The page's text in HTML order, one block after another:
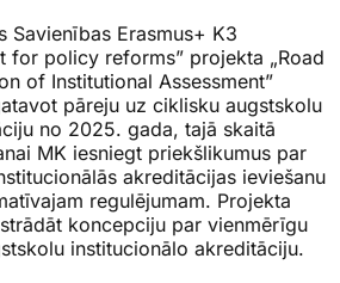
Savienības Erasmus+ K3
for policy reforms” projekta „Road
of Institutional Assessment”
pāreju uz ciklisku augstskolu
no 2025. gada, tajā skaitā
MK iesniegt priekšlikumus par
akreditācijas ieviešanu
regulējumam. Projekta
koncepciju par vienmērīgu
institucionālo akreditāciju.